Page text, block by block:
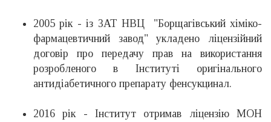
2005 рік - із ЗАТ НВЦ "Борщагівський хіміко-
фармацевтичний завод" укладено ліцензійний
договір про передачу прав на використання
розробленого в Інституті оригінального
антидіабетичного препарату фенсукцинал.
2016 рік - Інститут отримав ліцензію МОН